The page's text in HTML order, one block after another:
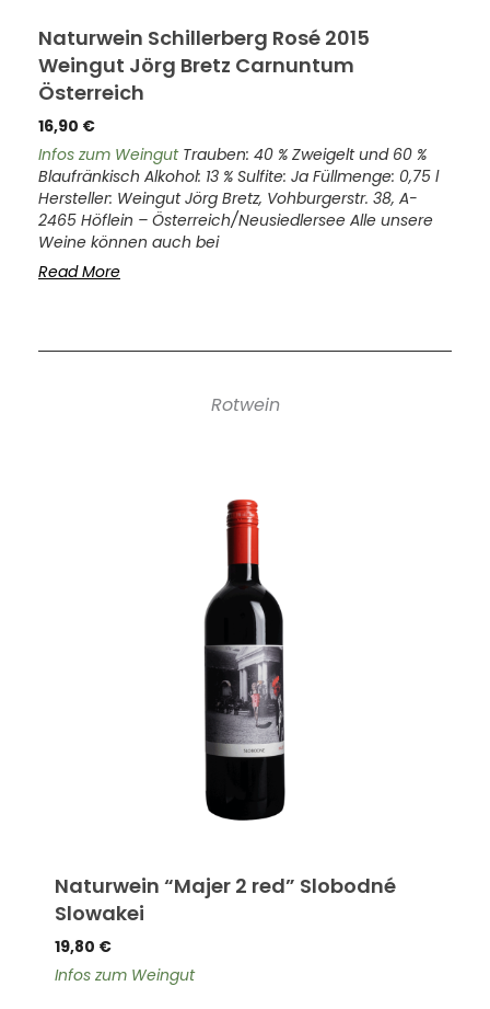
Naturwein Schillerberg Rosé 2015
Weingut Jörg Bretz Carnuntum
Österreich
16,90 €
Infos zum Weingut Trauben: 40 % Zweigelt und 60 %
Blaufränkisch Alkohol: 13 % Sulfite: Ja Füllmenge: 0,75 l
Hersteller: Weingut Jörg Bretz, Vohburgerstr. 38, A-
2465 Höflein – Österreich/Neusiedlersee Alle unsere
Weine können auch bei
Read More
Rotwein
Naturwein “Majer 2 red” Slobodné
Slowakei
19,80 €
Infos zum Weingut